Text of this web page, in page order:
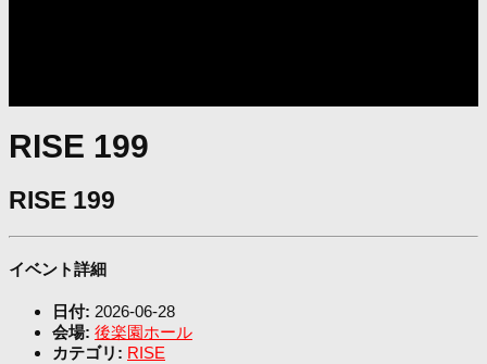
RISE 199
RISE 199
イベント詳細
日付: 2026-06-28
会場: 後楽園ホール
カテゴリ: RISE